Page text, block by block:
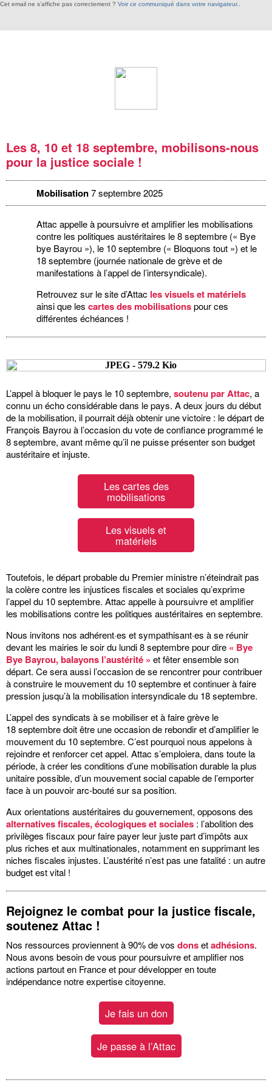
Cet email ne s’affiche pas correctement ? Voir ce communiqué dans votre navigateur.
Les 8, 10 et 18 septembre, mobilisons-nous
pour la justice sociale !
Mobilisation7 septembre 2025
Attac appelle à poursuivre et amplifier les mobilisations
contre les politiques austéritaires le 8 septembre (« Bye
bye Bayrou »), le 10 septembre (« Bloquons tout ») et le
18 septembre (journée nationale de grève et de
manifestations à l’appel de l’intersyndicale).
Retrouvez sur le site d’Attac les visuels et matériels
ainsi que les cartes des mobilisationspour ces
différentes échéances !
L’appel à bloquer le pays le 10 septembre, soutenu par Attac, a
connu un écho considérable dans le pays. A deux jours du début
de la mobilisation, il pourrait déjà obtenir une victoire : le départ de
François Bayrou à l’occasion du vote de confiance programmé le
8 septembre, avant même qu’il ne puisse présenter son budget
austéritaire et injuste.
Les cartes des
mobilisations
Les visuels et
matériels
Toutefois, le départ probable du Premier ministre n’éteindrait pas
la colère contre les injustices fiscales et sociales qu’exprime
l’appel du 10 septembre. Attac appelle à poursuivre et amplifier
les mobilisations contre les politiques austéritaires en septembre.
Nous invitons nos adhérent·es et sympathisant·es à se réunir
devant les mairies le soir du lundi 8 septembre pour dire « Bye
Bye Bayrou, balayons l’austérité » et fêter ensemble son
départ. Ce sera aussi l’occasion de se rencontrer pour contribuer
à construire le mouvement du 10 septembre et continuer à faire
pression jusqu’à la mobilisation intersyndicale du 18 septembre.
L’appel des syndicats à se mobiliser et à faire grève le
18 septembre doit être une occasion de rebondir et d’amplifier le
mouvement du 10 septembre. C’est pourquoi nous appelons à
rejoindre et renforcer cet appel. Attac s’emploiera, dans toute la
période, à créer les conditions d’une mobilisation durable la plus
unitaire possible, d’un mouvement social capable de l’emporter
face à un pouvoir arc-bouté sur sa position.
Aux orientations austéritaires du gouvernement, opposons des
alternatives fiscales, écologiques et sociales : l’abolition des
privilèges fiscaux pour faire payer leur juste part d’impôts aux
plus riches et aux multinationales, notamment en supprimant les
niches fiscales injustes. L’austérité n’est pas une fatalité : un autre
budget est vital !
Rejoignez le combat pour la justice fiscale,
soutenez Attac !
Nos ressources proviennent à 90% de vos donsetadhésions.
Nous avons besoin de vous pour poursuivre et amplifier nos
actions partout en France et pour développer en toute
indépendance notre expertise citoyenne.
Je fais un don
Je passe à l’Attac